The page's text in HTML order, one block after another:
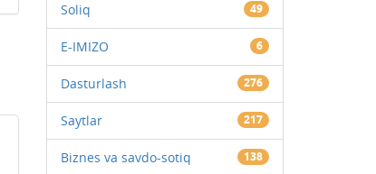
Soliq 49
E-IMIZO 6
Dasturlash 276
Saytlar 217
Biznes va savdo-sotiq 138